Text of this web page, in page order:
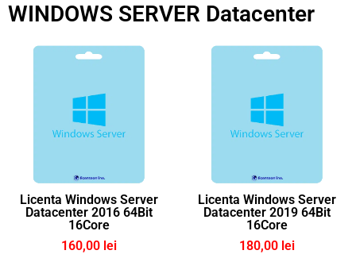
WINDOWS SERVER Datacenter
Licenta Windows Server
Datacenter 2016 64Bit
16Core
160,00 lei
Licenta Windows Server
Datacenter 2019 64Bit
16Core
180,00 lei